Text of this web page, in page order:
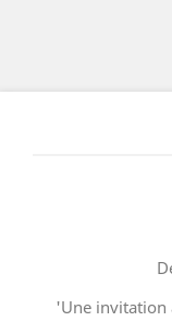
Une invitation